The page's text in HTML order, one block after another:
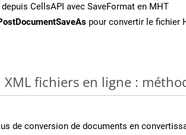
depuis CellsAPI avec SaveFormat en MHT
pour convertir le fichier
XML fichiers en ligne :
de conversion de documents en